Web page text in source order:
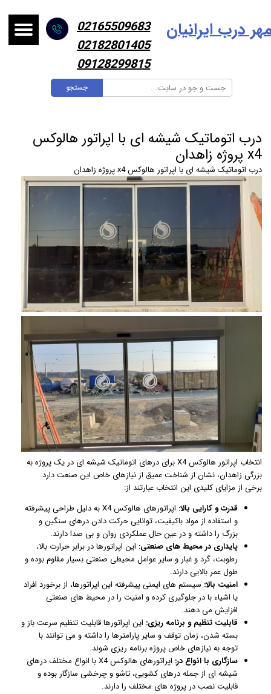
جستجو
درب ایرانیان
02165509683
02182801405
09128299815
درب اتوماتیک شیشه ای با اپراتور هالوکس
x4 پروژه زاهدان
درب اتوماتیک شیشه ای با اپراتور هالوکس x4 پروژه زاهدان
انتخاب اپراتور هالوکس X4 برای درهای اتوماتیک شیشه ای در یک پروژه به
بزرگی زاهدان، نشان از شناخت عمیق از نیازهای خاص این صنعت دارد.
برخی از مزایای کلیدی این انتخاب عبارتند از:
قدرت و کارایی بالا:
اپراتورهای هالوکس X4 به دلیل طراحی پیشرفته
و استفاده از مواد باکیفیت، توانایی حرکت دادن درهای سنگین و
بزرگ را داشته و در عین حال عملکردی روان و بی صدا دارند.
پایداری در محیط های صنعتی: این اپراتورها در برابر حرارت بالا،
رطوبت، گرد و غبار و سایر عوامل محیطی صنعتی بسیار مقاوم بوده و
طول عمر بالایی دارند.
امنیت بالا: سیستم های ایمنی پیشرفته این اپراتورها، از برخورد افراد
یا اشیاء با در جلوگیری کرده و امنیت را در محیط های صنعتی
افزایش می دهند.
قابلیت تنظیم و برنامه ریزی: این اپراتورها قابلیت تنظیم سرعت باز و
بسته شدن، زمان توقف و سایر پارامترها را داشته و می توانند با
توجه به نیازهای خاص پروژه برنامه ریزی شوند.
سازگاری با انواع در:
اپراتورهای هالوکس X4 با انواع مختلف درهای
شیشه ای از جمله درهای کشویی، تاشو و چرخشی سازگار بوده و
قابلیت نصب در پروژه های مختلف را دارند.